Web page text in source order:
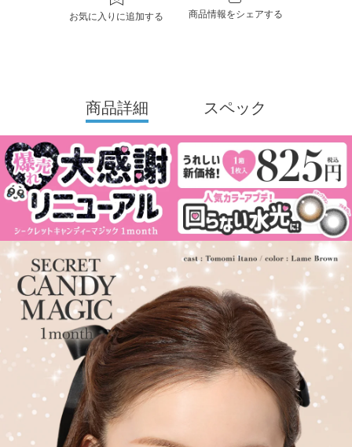
お気に入りに追加する 商品情報をシェアする
商品詳細 スペック